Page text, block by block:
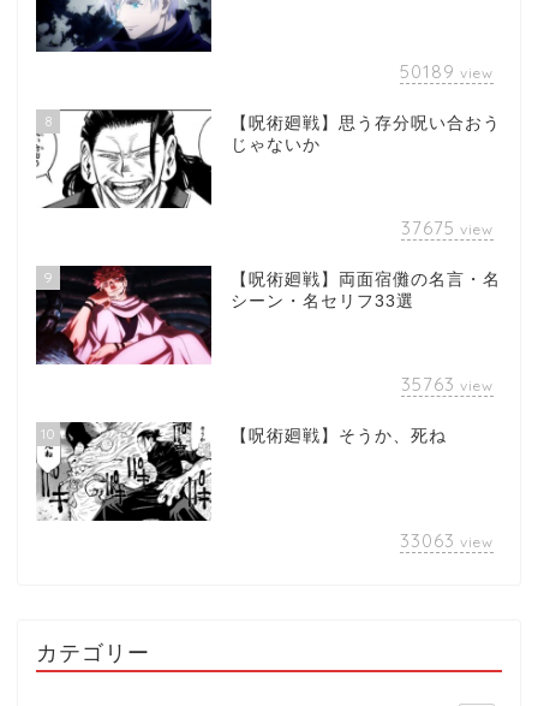
50189 view
8
【呪術廻戦】思う存分呪い合おう
じゃないか
37675 view
9
【呪術廻戦】両面宿儺の名言・名
シーン・名セリフ33選
35763 view
10 【呪術廻戦】そうか、死ね
33063 view
カテゴリー